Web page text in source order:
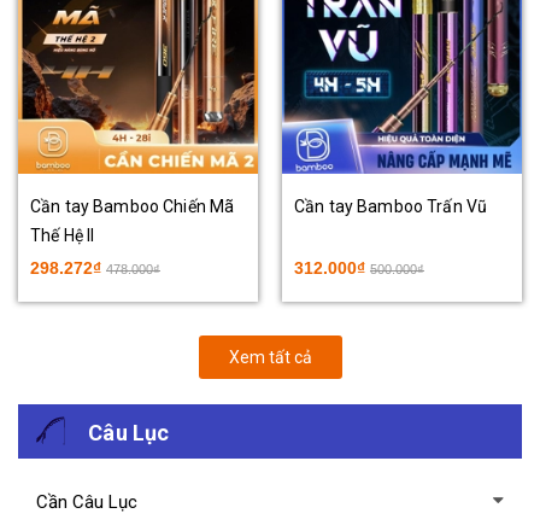
Cần tay Bamboo Chiến Mã
Thế Hệ II
298.272₫ 478.000₫
Cần tay Bamboo Trấn Vũ
312.000₫ 500.000₫
Xem tất cả
Câu Lục
Cần Câu Lục